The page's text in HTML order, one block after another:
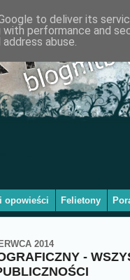
opowieści Felietony
2014
-
to deliver its
with performance and
abuse.